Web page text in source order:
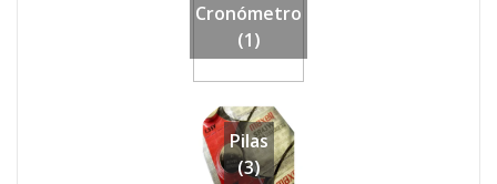
Cronómetro
(1)
Pilas
(3)